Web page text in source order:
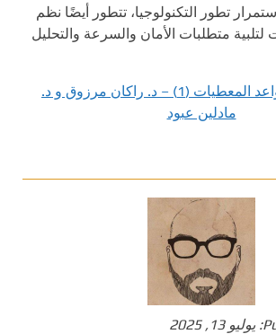
تطور التكنولوجيا، تتطور أيضًا نظم
لتلبية متطلبات الأمان والسرعة والتحليل
تحميل كتاب قواعد المعطيات (1) – د. راكان مرزوق و د.
مادلين عبود
يوليو 13, 2025